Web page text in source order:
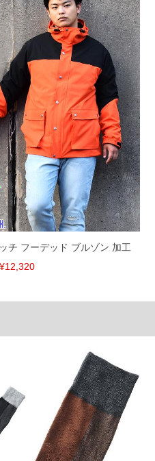
71 186
胸囲
130
67 136
68 142
69 148
71 160
ます。また、お客様がご使用の環
合がございます。予めご了承ください
のサイズ表記と異なる場合があり
しておりますので店頭での売り違
てしまう場合がございます。そのよ
合がございます。
りますので、予めご了承下さい。
ます。(例：裾にファスナーや調節ひ
内にご連絡ください。
返品交換不可とさせて頂いておりま
チ フーデッド ブルゾン 加工
¥12,320